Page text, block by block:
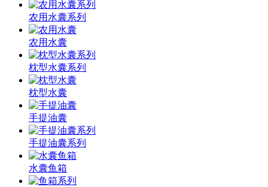
农用水囊系列
农用水囊
枕型水囊系列
枕型水囊
手提油囊
手提油囊系列
水囊鱼箱